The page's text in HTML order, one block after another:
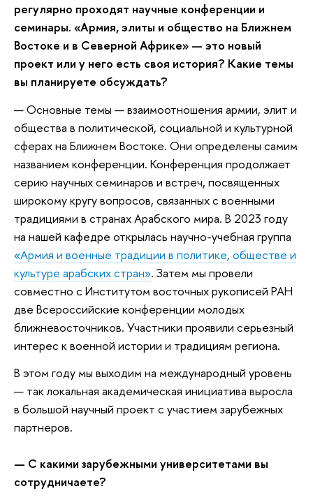
регулярно проходят научные конференции и
семинары. «Армия, элиты и общество на Ближнем
Востоке и в Северной Африке» — это новый
проект или у него есть своя история? Какие темы
вы планируете обсуждать?
— Основные темы — взаимоотношения армии, элит и
общества в политической, социальной и культурной
сферах на Ближнем Востоке. Они определены самим
названием конференции. Конференция продолжает
серию научных семинаров и встреч, посвященных
широкому кругу вопросов, связанных с военными
традициями в странах Арабского мира. В 2023 году
на нашей кафедре открылась научно-учебная группа
«Армия и военные традиции в политике, обществе и
культуре арабских стран». Затем мы провели
совместно с Институтом восточных рукописей РАН
две Всероссийские конференции молодых
ближневосточников. Участники проявили серьезный
интерес к военной истории и традициям региона.
В этом году мы выходим на международный уровень
— так локальная академическая инициатива выросла
в большой научный проект с участием зарубежных
партнеров.
— С какими зарубежными университетами вы
сотрудничаете?